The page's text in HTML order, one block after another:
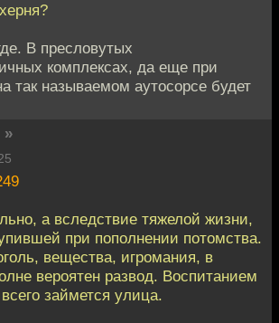
В пресловутых
комплексах, да еще при
так называемом аутосорсе будет
»
а вследствие тяжелой жизни,
при пополнении потомства.
вещества, игромания, в
вероятен развод. Воспитанием
займется улица.